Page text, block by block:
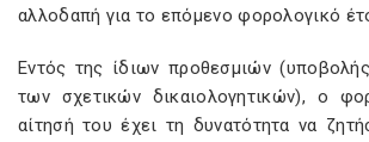
αλλοδαπή για το επόμενο φορολογικό
Εντός της ίδιων προθεσμιών
των σχετικών δικαιολογητικών), ο
αίτησή του έχει τη δυνατότητα να